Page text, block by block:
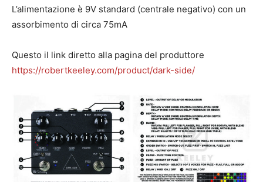
L’alimentazione è 9V standard (centrale negativo) con un
assorbimento di circa 75mA
Questo il link diretto alla pagina del produttore
https://robertkeeley.com/product/dark-side/